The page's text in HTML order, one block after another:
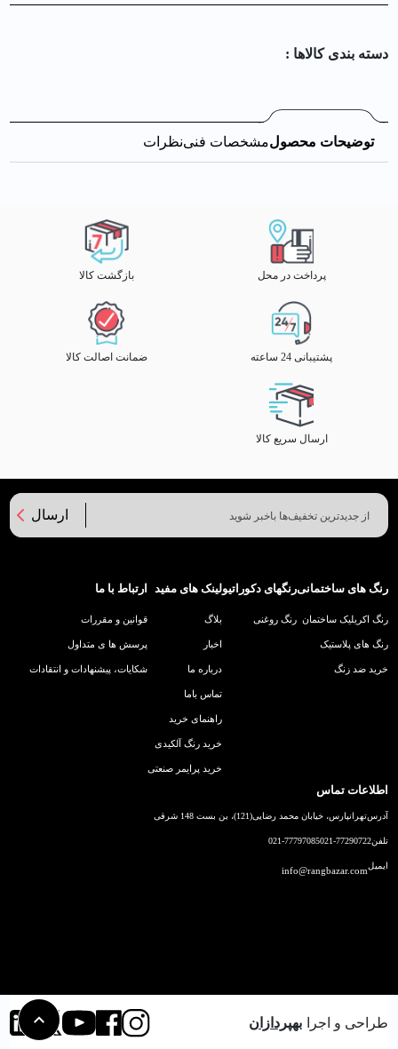
دسته بندی کالا‌ها :
توضیحات محصولمشخصات فنینظرات
پرداخت در محل بازگشت کالا
پشتیبانی 24 ساعته ضمانت اصالت کالا
ارسال سریع کالا
ارسال
رنگ های ساختمانی
رنگ اکریلیک ساختمان
رنگ های پلاستیک
خرید ضد زنگ
رنگهای دکوراتیو
رنگ روغنی
لینک های مفید
بلاگ
اخبار
درباره ما
تماس باما
راهنمای خرید
خرید رنگ آلکیدی
خرید پرایمر صنعتی
ارتباط با ما
قوانین و مقررات
پرسش ها ی متداول
شکایات، پیشنهادات و انتقادات
اطلاعات تماس
آدرستهرانپارس، خیابان محمد رضایی(121)، بن بست 148 شرقی
تلفن021-77290722
021-77797085
ایمیلinfo@rangbazar.com
طراحی و اجرا بهپردازان